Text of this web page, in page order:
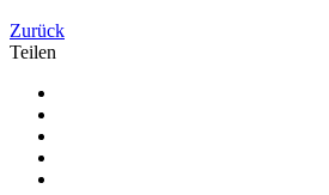
Zurück
Teilen